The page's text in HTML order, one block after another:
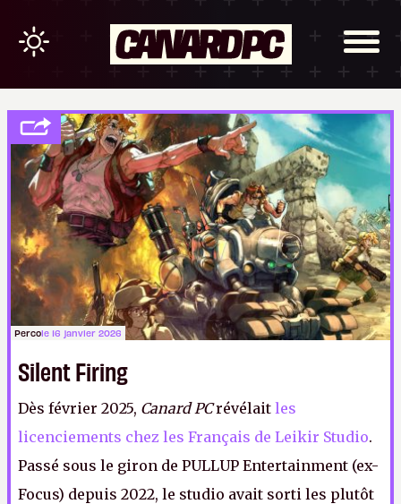
Percole 16 janvier 2026
Silent Firing
Dès février 2025, Canard PCrévélait les
licenciements chez les Français de Leikir Studio.
Passé sous le giron de PULLUP Entertainment (ex-
Focus) depuis 2022, le studio avait sorti les plutôt